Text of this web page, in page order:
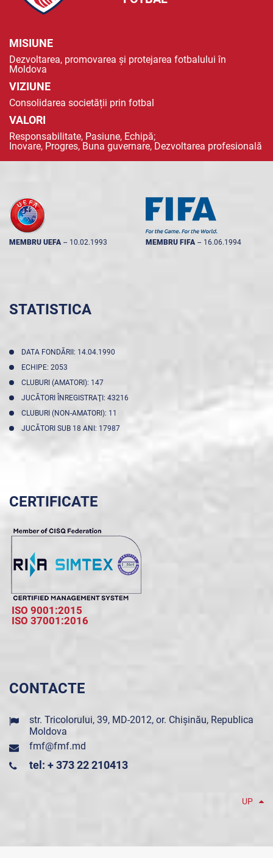
MISIUNE
Dezvoltarea, promovarea și protejarea fotbalului în
Moldova
VIZIUNE
Consolidarea societății prin fotbal
VALORI
Responsabilitate, Pasiune, Echipă;
Inovare, Progres, Buna guvernare, Dezvoltarea profesională
MEMBRU UEFA -- 10.02.1993 MEMBRU FIFA -- 16.06.1994
STATISTICA
DATA FONDĂRII: 14.04.1990
ECHIPE: 2053
CLUBURI (AMATORI): 147
JUCĂTORI ÎNREGISTRAŢI: 43216
CLUBURI (NON-AMATORI): 11
JUCĂTORI SUB 18 ANI: 17987
CERTIFICATE
ISO 9001:2015
ISO 37001:2016
CONTACTE
str. Tricolorului, 39, MD-2012, or. Chișinău, Republica
Moldova
fmf@fmf.md
tel: + 373 22 210413
UP